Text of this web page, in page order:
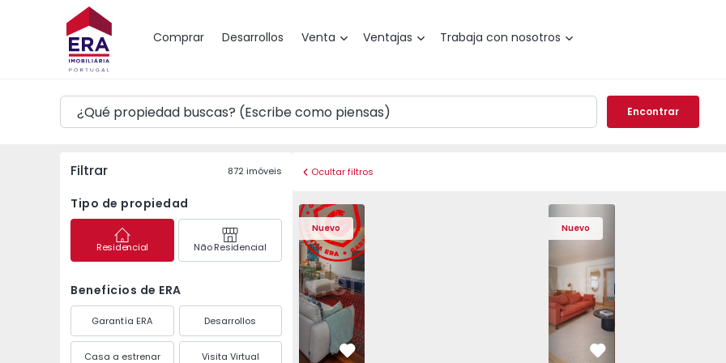
Comprar Desarrollos Venta Ventajas Trabaja con nosotros
Mapa
Encontrar
Filtrar 872imóveis
Tipo de propiedad
Residencial Não Residencial
Beneficios de ERA
Garantía ERA Desarrollos
Casa a estrenar Visita Virtual
Ocultar filtros
Nuevo
Apartamento T3 Póvoa de Varzim, Póvoa de Varzim, Beiriz e Argivai - 1574602 - 20
Apartamento T3 Póvoa de Varzim, Póvoa de Varzim, Beiriz e Argivai -
Apartamento T3 Póvoa de Varzim, Póvoa de Varzim, Beiriz
Apartamento T3 Póvoa de Varzim, Póvoa de
Apartamento T3 Póvoa de Varzim,
Apartamento T3 Póvoa de
Apartamento
Favorito
Nuevo
Apartamento T4 Cascais, São Domingos
Apartamento T4 Cascais,
Apartamento T4
Favorito